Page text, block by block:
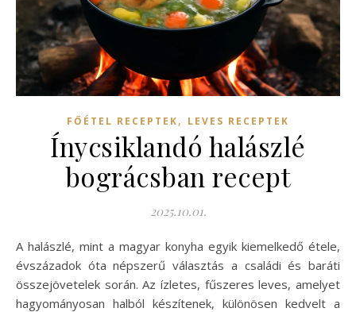
FŐÉTEL RECEPTEK, LEVES RECEPTEK
Ínycsiklandó halászlé
bográcsban recept
2025.10.01.
A halászlé, mint a magyar konyha egyik kiemelkedő étele,
évszázadok óta népszerű választás a családi és baráti
összejövetelek során. Az ízletes, fűszeres leves, amelyet
hagyományosan halból készítenek, különösen kedvelt a